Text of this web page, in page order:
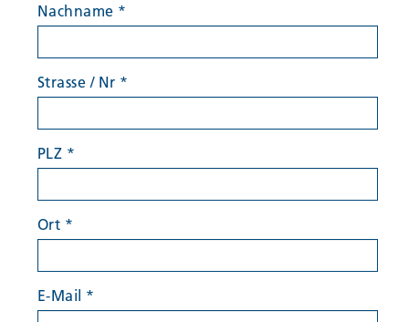
Nachname *
Strasse / Nr *
PLZ *
Ort *
E-Mail *